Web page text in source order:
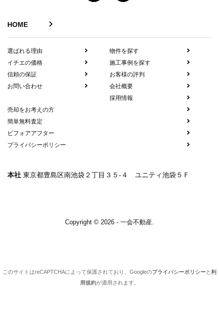
HOME
選ばれる理由
イチエの価格
信頼の保証
お問い合わせ
物件を探す
施工事例を探す
お客様の評判
会社概要
採用情報
売却をお考えの方
簡単無料査定
ビフォアアフター
プライバシーポリシー
本社 東京都豊島区南池袋２丁目３５-４ ユニティ池袋５Ｆ
Copyright © 2026 - 一会不動産.
このサイトはreCAPTCHAによって保護されており、Googleのプライバシーポリシー と利
用規約が適用されます。